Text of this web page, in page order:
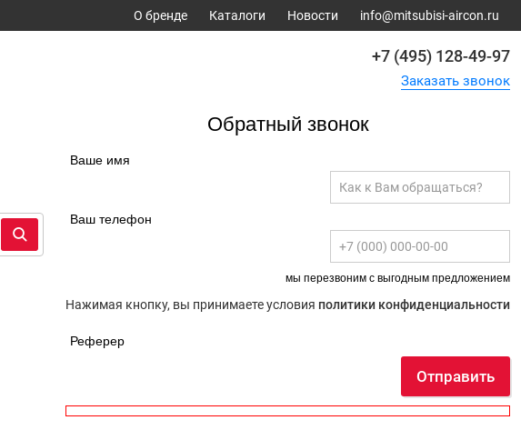
О бренде Каталоги Новости info@mitsubisi-aircon.ru
+7 (495) 128-49-97
Заказать звонок
Обратный звонок
Ваше имя
Ваш телефон
мы перезвоним с выгодным предложением
Нажимая кнопку, вы принимаете условия политики конфиденциальности
Реферер
Отправить